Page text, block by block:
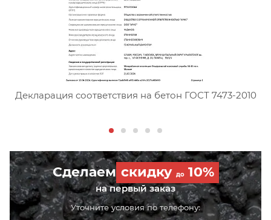
Сертификат соответствия
Декларация соответствия на бетон ГОСТ 7473-2010
Сделаем скидку до10%
на первый заказ
Уточните условия по телефону: